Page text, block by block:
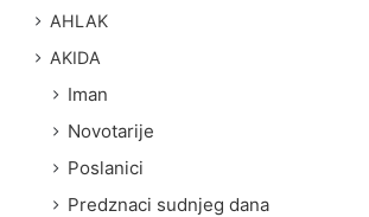
AHLAK
AKIDA
Iman
Novotarije
Poslanici
Predznaci sudnjeg dana